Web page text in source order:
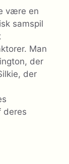
være en
samspil
Man
der
der
​​deres